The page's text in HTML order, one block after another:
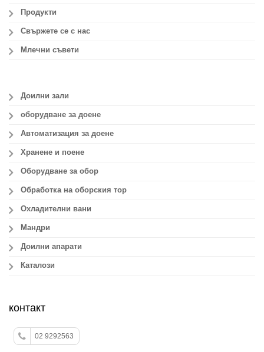
Продукти
Свържете се с нас
Млечни съвети
Доилни зали
оборудване за доене
Автоматизация за доене
Хранене и поене
Оборудване за обор
Обработка на оборския тор
Охладителни вани
Мандри
Доилни апарати
Каталози
контакт
02 9292563